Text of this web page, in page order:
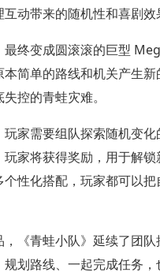
动带来的随机性和喜剧效
终变成圆滚滚的巨型
简单的路线和机关产生
控的青蛙灾难。
玩家需要组队探索随机变
家将获得奖励，用于解
性化搭配，玩家都可以
《青蛙小队》延续了团
划路线、一起完成任务